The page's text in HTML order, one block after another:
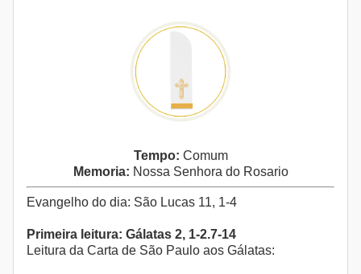
Tempo: Comum
Memoria: Nossa Senhora do Rosario
Evangelho do dia: São Lucas 11, 1-4
Primeira leitura: Gálatas 2, 1-2.7-14
Leitura da Carta de São Paulo aos Gálatas: